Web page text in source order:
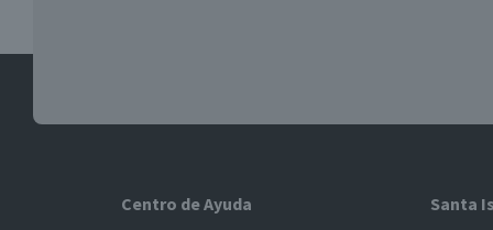
Centro de Ayuda Santa